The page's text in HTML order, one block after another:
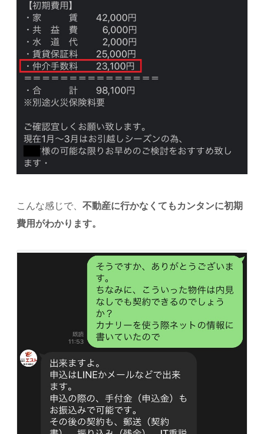
こんな感じで、不動産に行かなくてもカンタンに初期
費用がわかります。